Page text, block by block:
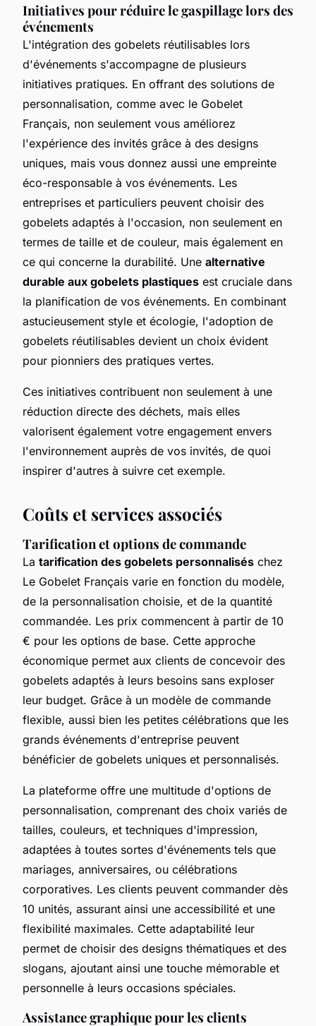
Initiatives pour réduire le gaspillage lors des
événements
L'intégration des gobelets réutilisables lors
d'événements s'accompagne de plusieurs
initiatives pratiques. En offrant des solutions de
personnalisation, comme avec le Gobelet
Français, non seulement vous améliorez
l'expérience des invités grâce à des designs
uniques, mais vous donnez aussi une empreinte
éco-responsable à vos événements. Les
entreprises et particuliers peuvent choisir des
gobelets adaptés à l'occasion, non seulement en
termes de taille et de couleur, mais également en
ce qui concerne la durabilité. Une alternative
durable aux gobelets plastiques est cruciale dans
la planification de vos événements. En combinant
astucieusement style et écologie, l'adoption de
gobelets réutilisables devient un choix évident
pour pionniers des pratiques vertes.
Ces initiatives contribuent non seulement à une
réduction directe des déchets, mais elles
valorisent également votre engagement envers
l'environnement auprès de vos invités, de quoi
inspirer d'autres à suivre cet exemple.
Coûts et services associés
Tarification et options de commande
La tarification des gobelets personnalisés chez
Le Gobelet Français varie en fonction du modèle,
de la personnalisation choisie, et de la quantité
commandée. Les prix commencent à partir de 10
€ pour les options de base. Cette approche
économique permet aux clients de concevoir des
gobelets adaptés à leurs besoins sans exploser
leur budget. Grâce à un modèle de commande
flexible, aussi bien les petites célébrations que les
grands événements d'entreprise peuvent
bénéficier de gobelets uniques et personnalisés.
La plateforme offre une multitude d'options de
personnalisation, comprenant des choix variés de
tailles, couleurs, et techniques d'impression,
adaptées à toutes sortes d'événements tels que
mariages, anniversaires, ou célébrations
corporatives. Les clients peuvent commander dès
10 unités, assurant ainsi une accessibilité et une
flexibilité maximales. Cette adaptabilité leur
permet de choisir des designs thématiques et des
slogans, ajoutant ainsi une touche mémorable et
personnelle à leurs occasions spéciales.
Assistance graphique pour les clients